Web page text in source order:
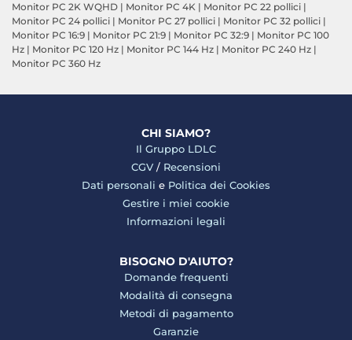
Monitor PC 2K WQHD | Monitor PC 4K | Monitor PC 22 pollici |
Monitor PC 24 pollici | Monitor PC 27 pollici | Monitor PC 32 pollici |
Monitor PC 16:9 | Monitor PC 21:9 | Monitor PC 32:9 | Monitor PC 100
Hz | Monitor PC 120 Hz | Monitor PC 144 Hz | Monitor PC 240 Hz |
Monitor PC 360 Hz
CHI SIAMO?
Il Gruppo LDLC
CGV / Recensioni
Dati personali e Politica dei Cookies
Gestire i miei cookie
Informazioni legali
BISOGNO D'AIUTO?
Domande frequenti
Modalità di consegna
Metodi di pagamento
Garanzie